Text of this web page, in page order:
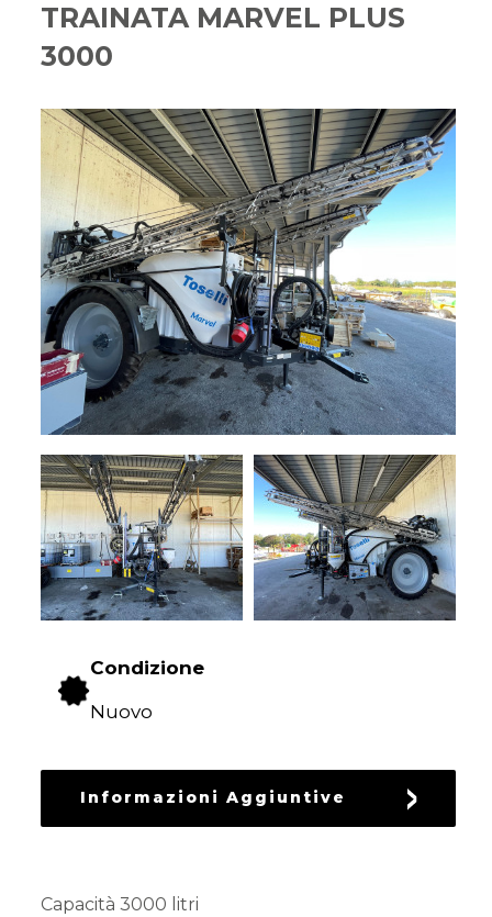
NOSTRO
USATO
NOLEGGIO
PROMOZIONI
SERVIZI
NEWS
CONTATTI
TRAINATA MARVEL PLUS
3000
Condizione
Nuovo
Informazioni Aggiuntive
Capacità 3000 litri
TELESCOPICI
ESCAVATORI
TRINCE
TESTATE
POLVERIZZATORI
GIARDINAGGIO
ACCESSORI
E
RICAMBI
USATI